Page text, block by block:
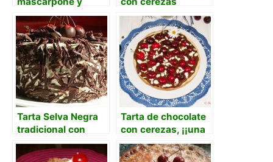
cerezas
Tarta Selva Negra
tradicional con
cerezas y
chocolate negro
Tarta de chocolate
con cerezas, ¡¡una
lujuria!!